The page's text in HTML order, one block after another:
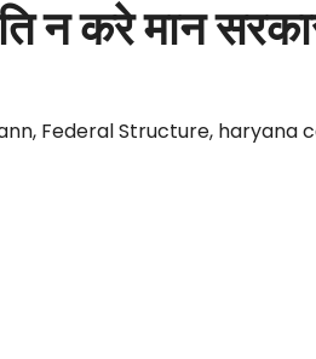
न करे मान
, Federal Structure, haryana